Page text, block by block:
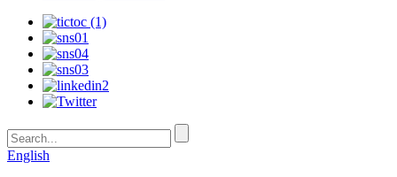
English